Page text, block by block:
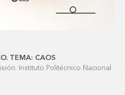
TEMA: CAOS
Instituto Politécnico Nacional